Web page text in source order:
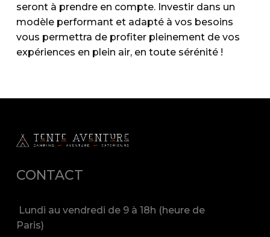
seront à prendre en compte. Investir dans un
modèle performant et adapté à vos besoins
vous permettra de profiter pleinement de vos
expériences en plein air, en toute sérénité !
CONTACT
Lundi au vendredi de 9 à 18h (heure de
Paris)